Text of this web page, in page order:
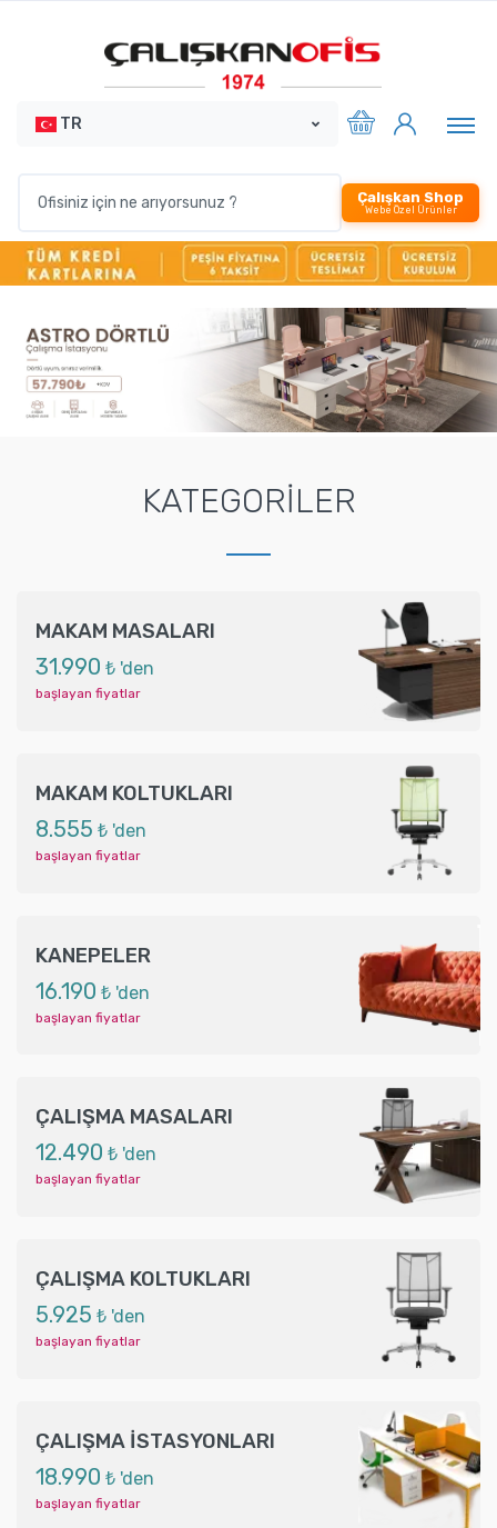
TR
Çalışkan Shop
Webe Özel Ürünler
KATEGORİLER
MAKAM MASALARI
31.990 ₺ 'den
başlayan fiyatlar
MAKAM KOLTUKLARI
8.555 ₺ 'den
başlayan fiyatlar
KANEPELER
16.190 ₺ 'den
başlayan fiyatlar
ÇALIŞMA MASALARI
12.490 ₺ 'den
başlayan fiyatlar
ÇALIŞMA KOLTUKLARI
5.925 ₺ 'den
başlayan fiyatlar
ÇALIŞMA İSTASYONLARI
18.990 ₺ 'den
başlayan fiyatlar